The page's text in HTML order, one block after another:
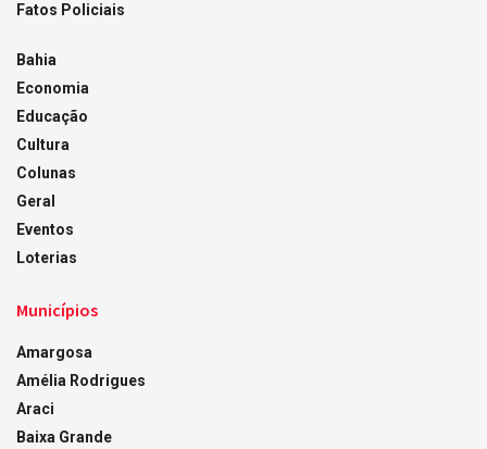
Fatos Policiais
Bahia
Economia
Educação
Cultura
Colunas
Geral
Eventos
Loterias
Municípios
Amargosa
Amélia Rodrigues
Araci
Baixa Grande